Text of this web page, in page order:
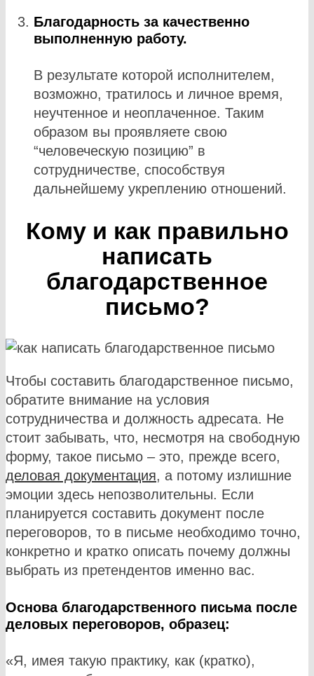
Благодарность за качественно
выполненную работу.
В результате которой исполнителем,
возможно, тратилось и личное время,
неучтенное и неоплаченное. Таким
образом вы проявляете свою
“человеческую позицию” в
сотрудничестве, способствуя
дальнейшему укреплению отношений.
Кому и как правильно
написать
благодарственное
письмо?
Чтобы составить благодарственное письмо,
обратите внимание на условия
сотрудничества и должность адресата. Не
стоит забывать, что, несмотря на свободную
форму, такое письмо – это, прежде всего,
деловая документация, а потому излишние
эмоции здесь непозволительны. Если
планируется составить документ после
переговоров, то в письме необходимо точно,
конкретно и кратко описать почему должны
выбрать из претендентов именно вас.
Основа благодарственного письма после
деловых переговоров, образец:
«Я, имея такую практику, как (кратко),